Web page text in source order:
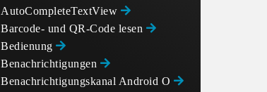
AutoCompleteTextView
Barcode- und QR-Code lesen
Bedienung
Benachrichtigungen
Benachrichtigungskanal Android O